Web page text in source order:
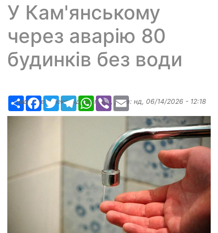
У Кам'янському
через аварію 80
будинків без води
РесурсFacebook
TwitterTelegramWhatsApp
ViberEmail
Надіслав:Александр Бугаев , дата: нд, 06/14/2026 - 12:18